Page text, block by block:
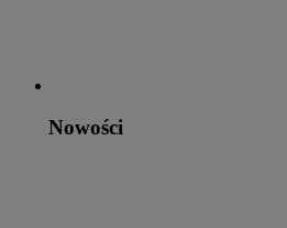
Nowości